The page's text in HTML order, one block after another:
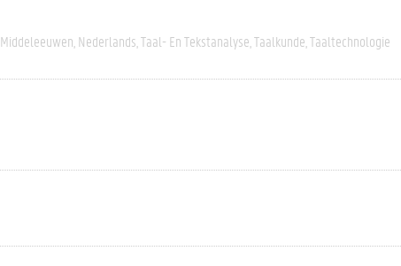
Middeleeuwen Nederlands Taal- En Tekstanalyse Taalkunde Taaltechnologie